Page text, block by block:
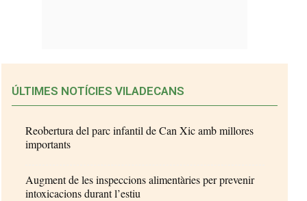
ÚLTIMES NOTÍCIES VILADECANS
Reobertura del parc infantil de Can Xic amb millores
importants
Augment de les inspeccions alimentàries per prevenir
intoxicacions durant l’estiu